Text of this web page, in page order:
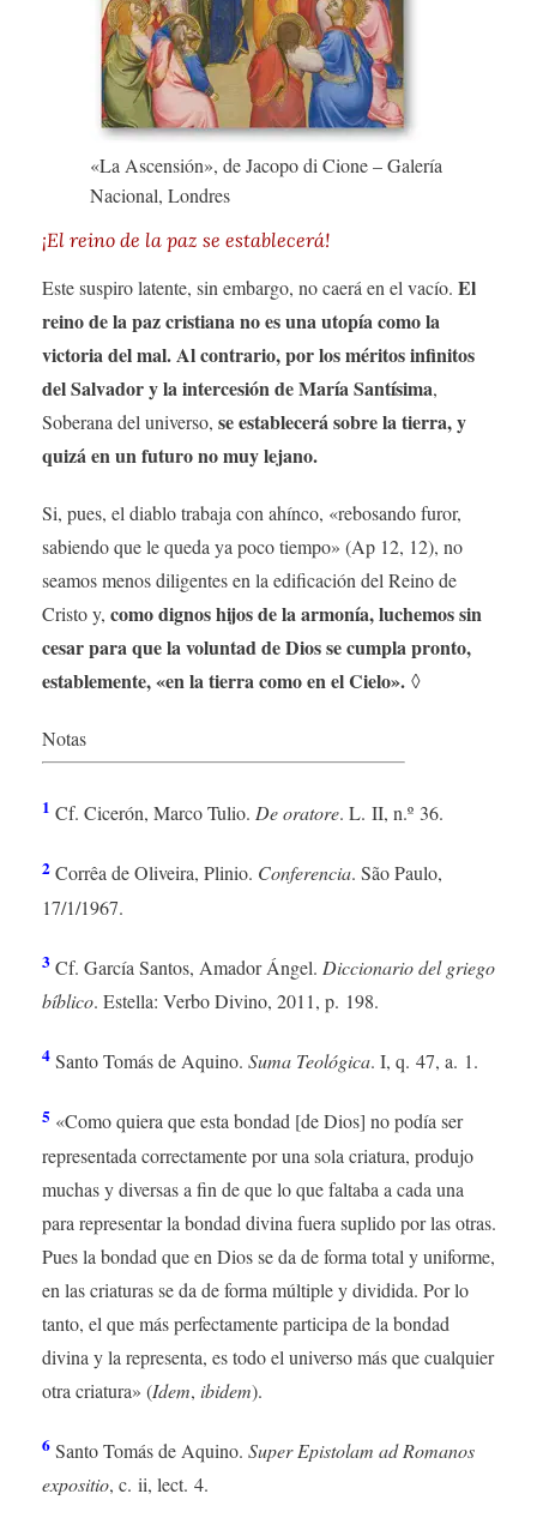
«La Ascensión», de Jacopo di Cione – Galería
Nacional, Londres
¡El reino de la paz se establecerá!
Este suspiro latente, sin embargo, no caerá en el vacío. El
reino de la paz cristiana no es una utopía como la
victoria del mal. Al contrario, por los méritos infinitos
del Salvador y la intercesión de María Santísima,
Soberana del universo, se establecerá sobre la tierra, y
quizá en un futuro no muy lejano.
Si, pues, el diablo trabaja con ahínco, «rebosando furor,
sabiendo que le queda ya poco tiempo» (Ap 12, 12), no
seamos menos diligentes en la edificación del Reino de
Cristo y, como dignos hijos de la armonía, luchemos sin
cesar para que la voluntad de Dios se cumpla pronto,
establemente, «en la tierra como en el Cielo».◊
Notas
1 Cf. Cicerón, Marco Tulio. De oratore. L. II, n.º 36.
2Corrêa de Oliveira, Plinio. Conferencia. São Paulo,
17/1/1967.
3Cf. García Santos, Amador Ángel. Diccionario del griego
bíblico. Estella: Verbo Divino, 2011, p. 198.
4Santo Tomás de Aquino. Suma Teológica. I, q. 47, a. 1.
5 «Como quiera que esta bondad [de Dios] no podía ser
representada correctamente por una sola criatura, produjo
muchas y diversas a fin de que lo que faltaba a cada una
para representar la bondad divina fuera suplido por las otras.
Pues la bondad que en Dios se da de forma total y uniforme,
en las criaturas se da de forma múltiple y dividida. Por lo
tanto, el que más perfectamente participa de la bondad
divina y la representa, es todo el universo más que cualquier
otra criatura» (Idem, ibidem).
6Santo Tomás de Aquino. Super Epistolam ad Romanos
expositio, c. ii, lect. 4.